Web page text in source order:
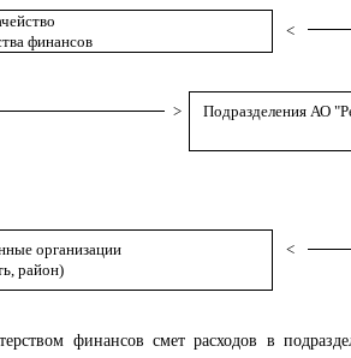
финансов
<
>
Подразделения АО
организации
район)
<
финансов смет расходов в